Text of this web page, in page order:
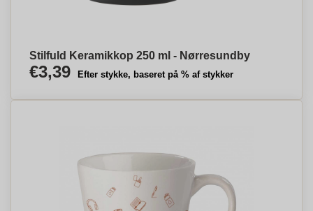
Stilfuld Keramikkop 250 ml - Nørresundby
€3,39 Efter stykke, baseret på % af stykker